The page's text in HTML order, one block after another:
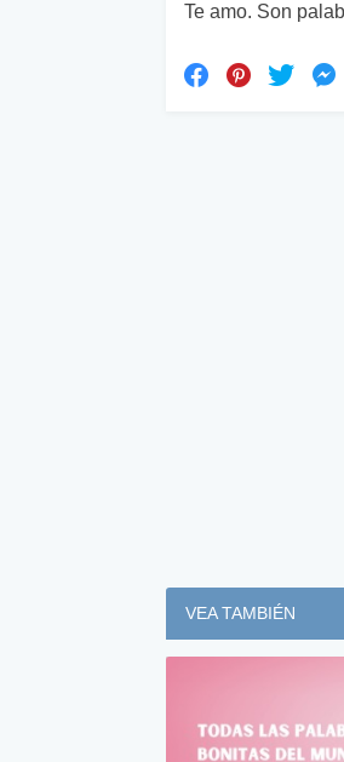
Te amo. Son
VEA TAMBIÉN